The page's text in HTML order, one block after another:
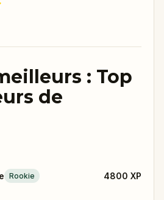
: Top
de
Rookie 4800 XP